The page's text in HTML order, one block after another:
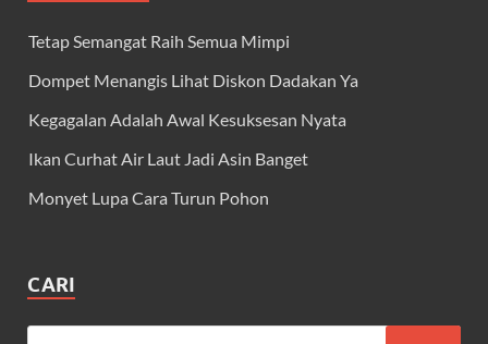
Tetap Semangat Raih Semua Mimpi
Dompet Menangis Lihat Diskon Dadakan Ya
Kegagalan Adalah Awal Kesuksesan Nyata
Ikan Curhat Air Laut Jadi Asin Banget
Monyet Lupa Cara Turun Pohon
CARI